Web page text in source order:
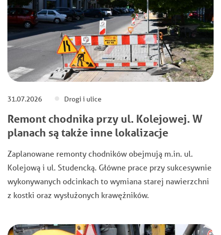
31.07.2026 Drogi i ulice
Remont chodnika przy ul. Kolejowej. W
planach są także inne lokalizacje
Zaplanowane remonty chodników obejmują m.in. ul.
Kolejową i ul. Studencką. Główne prace przy sukcesywnie
wykonywanych odcinkach to wymiana starej nawierzchni
z kostki oraz wysłużonych krawężników.